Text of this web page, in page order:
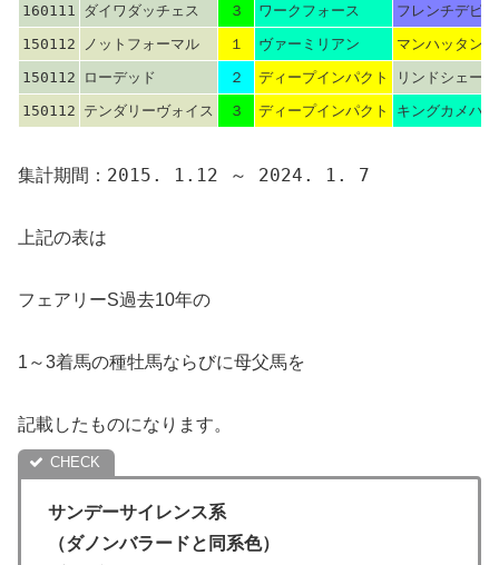
160111
ダイワダッチェス ３ ワークフォース
フレンチデピ
150112
ノットフォーマル １ ヴァーミリアン
マンハッタン
150112
ローデッド ２ ディープインパクト
リンドシェー
150112 テンダリーヴォイス ３ ディープインパクト キングカメハ
集計期間：2015. 1.12 ～ 2024. 1. 7
上記の表は
フェアリーS過去10年の
1～3着馬の種牡馬ならびに母父馬を
記載したものになります。
サンデーサイレンス系
（ダノンバラードと同系色）